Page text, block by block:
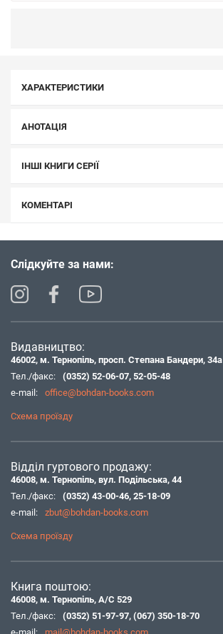
ХАРАКТЕРИСТИКИ
АНОТАЦІЯ
ІНШІ КНИГИ СЕРІЇ
КОМЕНТАРІ
Слідкуйте за нами:
Видавництво:
46002, м. Тернопіль, просп. Степана Бандери, 34а
Тел./факс:
(0352) 52-06-07, 52-05-48
e-mail:
office@bohdan-books.com
Схема проїзду
Відділ гуртового продажу:
46008, м. Тернопіль, вул. Подільська, 44
Тел./факс:
(0352) 43-00-46, 25-18-09
e-mail:
zbut@bohdan-books.com
Схема проїзду
Книга поштою:
46008, м. Тернопіль, А/С 529
Тел./факс:
(0352) 51-97-97, (067) 350-18-70